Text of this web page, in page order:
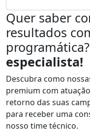
Quer saber
resultados
programática?
especialista!
Descubra como
premium com
retorno das suas
para receber uma
nosso time técnico.